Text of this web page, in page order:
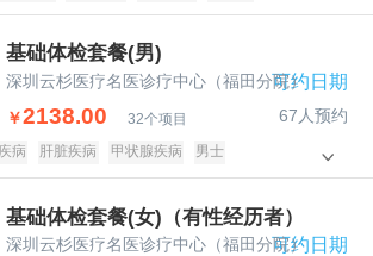
宫附件 阴道宫颈 乳腺疾病
传染病
基础体检套餐(男)
深圳云杉医疗名医诊疗中心（福田分院）可约日期
￥2138.00 32个项目 67人预约
病 肝脏疾病 甲状腺疾病 男士
基础体检套餐(女)（有性经历者）
深圳云杉医疗名医诊疗中心（福田分院）可约日期